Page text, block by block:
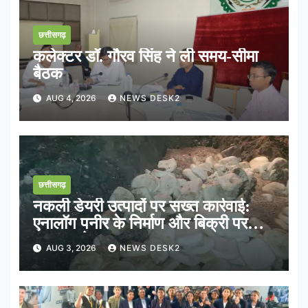
छत्तीसगढ़
कलेक्टर डॉ. गौरव सिंह ने ली समय-सीमा
बैठक
AUG 4, 2026 NEWS DESK2
छत्तीसगढ़
नकली डेयरी उत्पादों पर सख्त कार्रवाई:
एनालॉग पनीर के निर्माण और बिक्री पर
तत्काल रोक
AUG 3, 2026 NEWS DESK2